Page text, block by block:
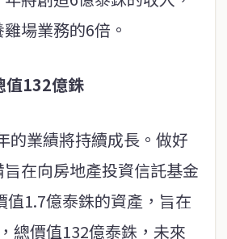
場業務的6倍。
值132億銖
的業績將持續成長。做好
在向房地產投資信託基金
值1.7億泰銖的資產，旨在
總價值132億泰銖，未來